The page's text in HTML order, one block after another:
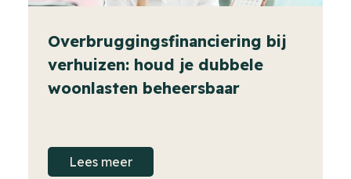
Overbruggingsfinanciering bij
verhuizen: houd je dubbele
woonlasten beheersbaar
Lees meer